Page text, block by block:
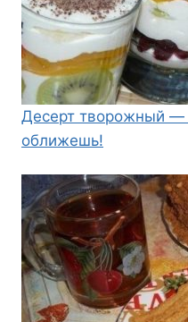
Десерт творожный —
оближешь!